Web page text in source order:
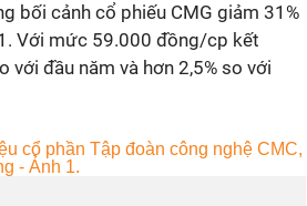
bối cảnh cổ phiếu CMG giảm 31%
Với mức 59.000 đồng/cp kết
với đầu năm và hơn 2,5% so với